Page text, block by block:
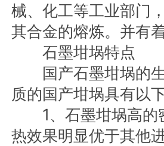
械、化工等工业部门
其合金的熔炼。并有
石墨坩埚特点
国产石墨坩埚的生
质的国产坩埚具有以
1、石墨坩埚高的
热效果明显优于其他